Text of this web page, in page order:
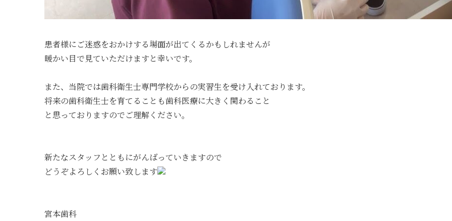
患者様にご迷惑をおかけする場面が出てくるかもしれませんが
暖かい目で見ていただけますと幸いです。
また、当院では歯科衛生士専門学校からの実習生を受け入れております。
将来の歯科衛生士を育てることも歯科医療に大きく関わること
と思っておりますのでご理解ください。
新たなスタッフとともにがんばっていきますので
どうぞよろしくお願い致します
宮本歯科